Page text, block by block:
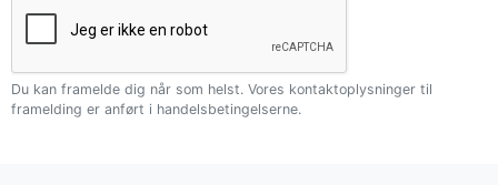
Du kan framelde dig når som helst. Vores kontaktoplysninger til
framelding er anført i handelsbetingelserne.